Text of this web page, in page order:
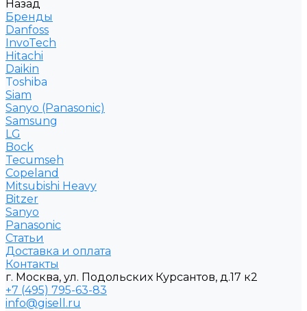
Назад
Бренды
Danfoss
InvoTech
Hitachi
Daikin
Toshiba
Siam
Sanyo (Panasonic)
Samsung
LG
Bock
Tecumseh
Copeland
Mitsubishi Heavy
Bitzer
Sanyo
Рanasonic
Статьи
Доставка и оплата
Контакты
г. Москва, ул. Подольских Курсантов, д.17 к2
+7 (495) 795-63-83
info@gisell.ru